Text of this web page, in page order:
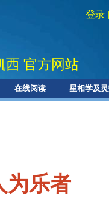
登录 |
在线阅读 星相学及
西 官方网站
为乐者